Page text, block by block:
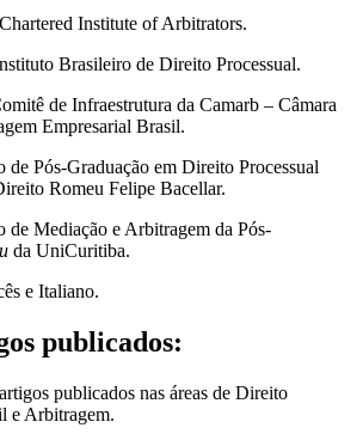
Institute of Arbitrators.
Brasileiro de Direito Processual.
de Infraestrutura da Camarb – Câmara
Empresarial Brasil.
de Pós-Graduação em Direito Processual
Romeu Felipe Bacellar.
de Mediação e Arbitragem da Pós-
da UniCuritiba.
e Italiano.
publicados:
publicados nas áreas de Direito
e Arbitragem.